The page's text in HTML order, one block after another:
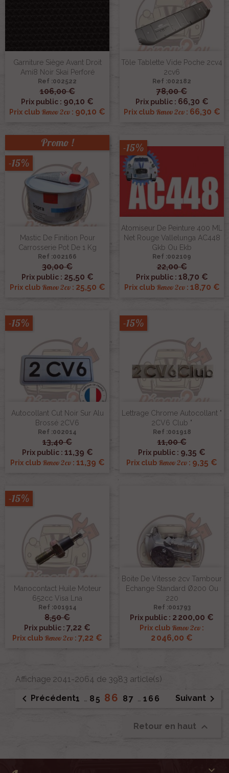
Garniture Siège Avant Droit
Ami8 Noir Skai Perforé
Ref :002522
106,00 €
Prix public : 90,10 €
Prix club Renov 2cv : 90,10 €
Tôle Tablette Vide Poche 2cv4
2cv6
Ref :002182
78,00 €
Prix public : 66,30 €
Prix club Renov 2cv: 66,30 €
Mastic De Finition Pour
Carrosserie Pot De 1 Kg
Ref :002166
30,00 €
Prix public : 25,50 €
Prix club Renov 2cv: 25,50 €
Promo !
-15%
Atomiseur De Peinture 400 ML
Net Rouge Vallelunga AC448
Gkb Ou Ekb
Ref :002109
22,00 €
Prix public : 18,70 €
Prix club Renov 2cv: 18,70 €
-15%
Autocollant Cut Noir Sur Alu
Brossé 2CV6
Ref :002014
13,40 €
Prix public : 11,39 €
Prix club Renov 2cv: 11,39 €
-15%
Lettrage Chrome Autocollant "
2CV6 Club "
Ref :001918
11,00 €
Prix public : 9,35 €
Prix club Renov 2cv : 9,35 €
-15%
Manocontact Huile Moteur
652cc Visa Lna
Ref :001914
8,50 €
Prix public : 7,22 €
Prix club Renov 2cv : 7,22 €
-15%
Boite De Vitesse 2cv Tambour
Echange Standard Ø200 Ou
220
Ref :001793
Prix public : 2 200,00 €
Prix club Renov 2cv :
2 046,00 €
Affichage 2041-2064 de 3983 article(s)
 Précédent1 … 85 86 87 … 166 Suivant 
Retour en haut 
